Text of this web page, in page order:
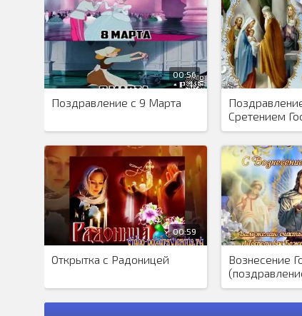
00:56
Поздравление с 9 Марта
Сретением
00:59
Открытка с Радоницей
Вознесение